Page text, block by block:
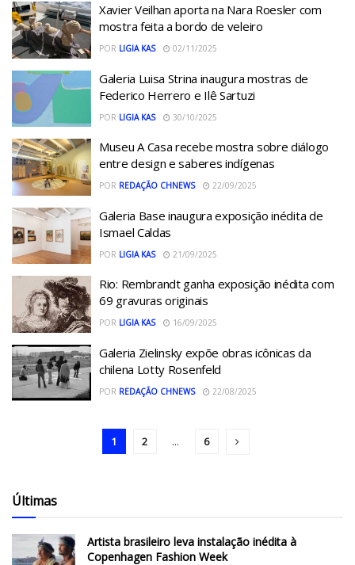
Xavier Veilhan aporta na Nara Roesler com
mostra feita a bordo de veleiro
POR LIGIA KAS 02/11/2025
Galeria Luisa Strina inaugura mostras de
Federico Herrero e Ilê Sartuzi
POR LIGIA KAS 30/10/2025
Museu A Casa recebe mostra sobre diálogo
entre design e saberes indígenas
POR REDAÇÃO CHNEWS 22/09/2025
Galeria Base inaugura exposição inédita de
Ismael Caldas
POR LIGIA KAS 21/09/2025
Rio: Rembrandt ganha exposição inédita com
69 gravuras originais
POR LIGIA KAS 16/09/2025
Galeria Zielinsky expõe obras icônicas da
chilena Lotty Rosenfeld
POR REDAÇÃO CHNEWS 22/08/2025
1 2 ... 6
Últimas
Artista brasileiro leva instalação inédita à
Copenhagen Fashion Week